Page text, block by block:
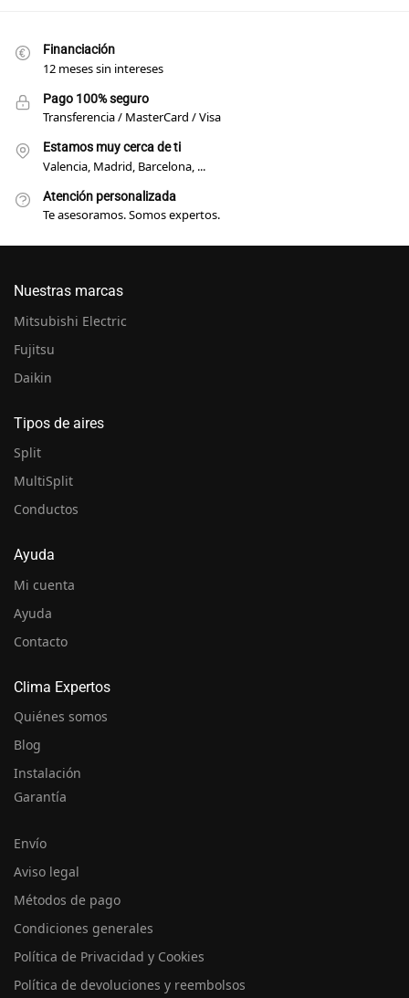
Financiación
12 meses sin intereses
Pago 100% seguro
Transferencia / MasterCard / Visa
Estamos muy cerca de ti
Valencia, Madrid, Barcelona, ...
Atención personalizada
Te asesoramos. Somos expertos.
Nuestras marcas
Mitsubishi Electric
Fujitsu
Daikin
Tipos de aires
Split
MultiSplit
Conductos
Ayuda
Mi cuenta
Ayuda
Contacto
Clima Expertos
Quiénes somos
Blog
Instalación
Garantía
Envío
Aviso legal
Métodos de pago
Condiciones generales
Política de Privacidad y Cookies
Política de devoluciones y reembolsos